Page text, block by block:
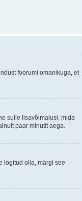
foorumi omanikuga, et
sulle lisavõimalusi, mida
paar minutit aega.
logitud olla, märgi see